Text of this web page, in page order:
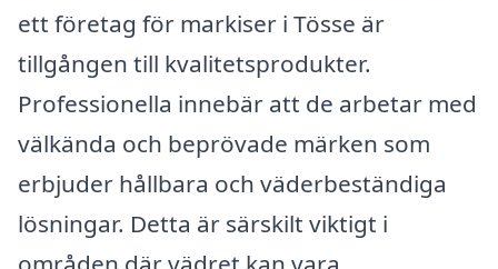
ett företag för markiser i Tösse är
tillgången till kvalitetsprodukter.
Professionella innebär att de arbetar med
välkända och beprövade märken som
erbjuder hållbara och väderbeständiga
lösningar. Detta är särskilt viktigt i